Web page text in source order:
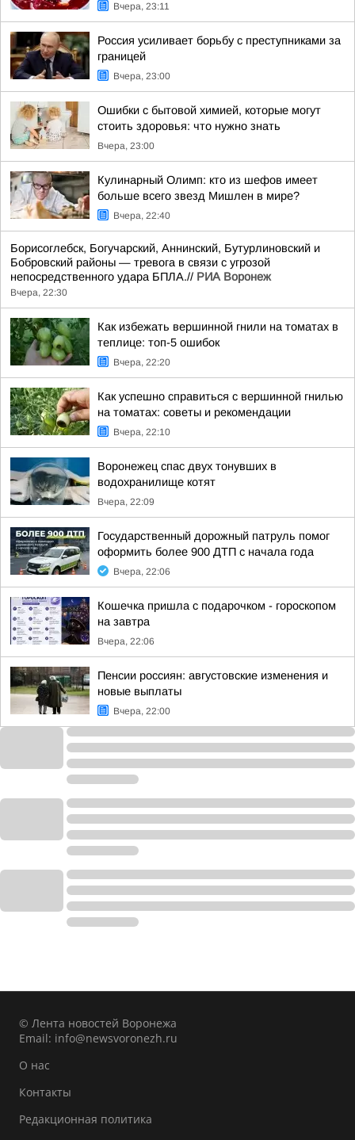
Вчера, 23:11
Россия усиливает борьбу с преступниками за
границей
Вчера, 23:00
Ошибки с бытовой химией, которые могут
стоить здоровья: что нужно знать
Вчера, 23:00
Кулинарный Олимп: кто из шефов имеет
больше всего звезд Мишлен в мире?
Вчера, 22:40
Борисоглебск, Богучарский, Аннинский, Бутурлиновский и
Бобровский районы — тревога в связи с угрозой
непосредственного удара БПЛА.// РИА Воронеж
Вчера, 22:30
Как избежать вершинной гнили на томатах в
теплице: топ-5 ошибок
Вчера, 22:20
Как успешно справиться с вершинной гнилью
на томатах: советы и рекомендации
Вчера, 22:10
Воронежец спас двух тонувших в
водохранилище котят
Вчера, 22:09
Государственный дорожный патруль помог
оформить более 900 ДТП с начала года
Вчера, 22:06
Кошечка пришла с подарочком - гороскопом
на завтра
Вчера, 22:06
Пенсии россиян: августовские изменения и
новые выплаты
Вчера, 22:00
© Лента новостей Воронежа
Email: info@newsvoronezh.ru
О нас
Контакты
Редакционная политика